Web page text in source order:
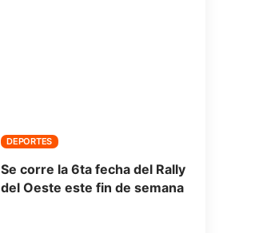
DEPORTES
Se corre la 6ta fecha del Rally
del Oeste este fin de semana